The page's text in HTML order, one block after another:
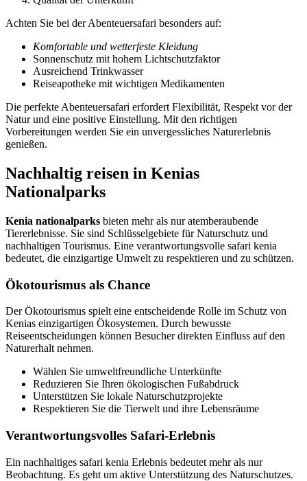
Achten Sie bei der Abenteuersafari besonders auf:
Komfortable und wetterfeste Kleidung
Sonnenschutz mit hohem Lichtschutzfaktor
Ausreichend Trinkwasser
Reiseapotheke mit wichtigen Medikamenten
Die perfekte Abenteuersafari erfordert Flexibilität, Respekt vor der
Natur und eine positive Einstellung. Mit den richtigen
Vorbereitungen werden Sie ein unvergessliches Naturerlebnis
genießen.
Nachhaltig reisen in Kenias
Nationalparks
Kenia nationalparks bieten mehr als nur atemberaubende
Tiererlebnisse. Sie sind Schlüsselgebiete für Naturschutz und
nachhaltigen Tourismus. Eine verantwortungsvolle safari kenia
bedeutet, die einzigartige Umwelt zu respektieren und zu schützen.
Ökotourismus als Chance
Der Ökotourismus spielt eine entscheidende Rolle im Schutz von
Kenias einzigartigen Ökosystemen. Durch bewusste
Reiseentscheidungen können Besucher direkten Einfluss auf den
Naturerhalt nehmen.
Wählen Sie umweltfreundliche Unterkünfte
Reduzieren Sie Ihren ökologischen Fußabdruck
Unterstützen Sie lokale Naturschutzprojekte
Respektieren Sie die Tierwelt und ihre Lebensräume
Verantwortungsvolles Safari-Erlebnis
Ein nachhaltiges safari kenia Erlebnis bedeutet mehr als nur
Beobachtung. Es geht um aktive Unterstützung des Naturschutzes.